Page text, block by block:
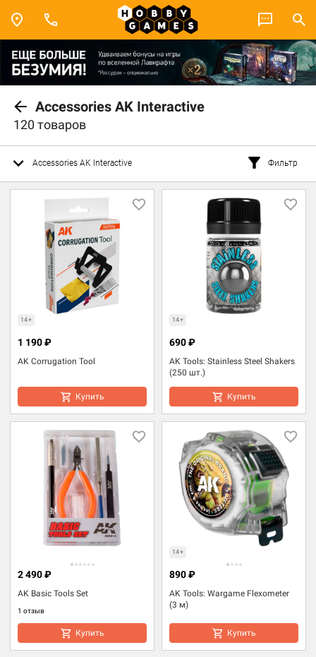
Accessories AK Interactive
120 товаров
Accessories AK Interactive Фильтр
14+
AK Corrugation Tool
1 190 ₽
Купить
14+
AK Tools: Stainless Steel Shakers
(250 шт.)
690 ₽
Купить
AK Basic Tools Set
1 отзыв
2 490 ₽
Купить
14+
AK Tools: Wargame Flexometer
(3 м)
890 ₽
Купить